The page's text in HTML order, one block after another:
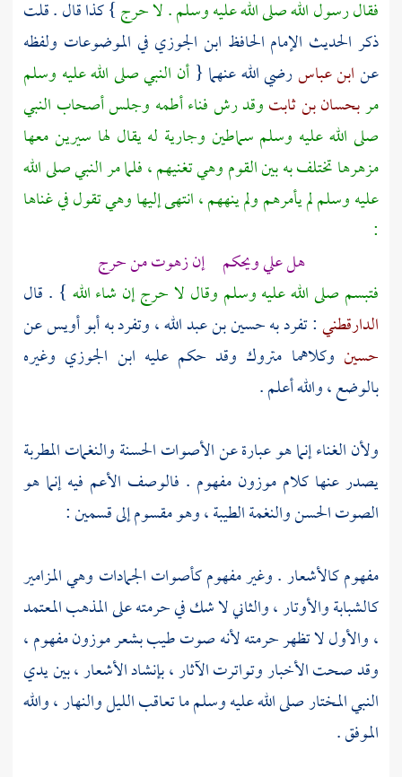
فقال رسول الله صلى الله عليه وسلم . لا حرج} كذا قال .قلت
ذكر الحديث الإمام الحافظ ابن الجوزي في الموضوعات ولفظه
عنابن عباسرضي الله عنهما {أن النبي صلى الله عليه وسلم
مربحسان بن ثابتوقد رش فناء أطمه وجلس أصحاب النبي
صلى الله عليه وسلم سماطين وجارية له يقال لها سيرينمعها
مزهرها تختلف به بين القوم وهي تغنيهم ، فلما مر النبي صلى الله
عليه وسلم لم يأمرهم ولم ينههم ، انتهى إليها وهي تقول في غناها
:
هل علي ويحكم إن زهوت من حرج
فتبسم صلى الله عليه وسلم وقال لا حرج إن شاء الله } . قال
الدارقطني: تفرد بهحسين بن عبد الله، وتفرد بهأبو أويسعن
حسين وكلاهما متروك وقد حكم عليه ابن الجوزي وغيره
بالوضع ، والله أعلم .
ولأن الغناء إنما هو عبارة عن الأصوات الحسنة والنغمات المطربة
يصدر عنها كلام موزون مفهوم . فالوصف الأعم فيه إنما هو
الصوت الحسن والنغمة الطيبة ، وهو مقسوم إلى قسمين :
مفهوم كالأشعار . وغير مفهوم كأصوات الجمادات وهي المزامير
كالشبابة والأوتار ، والثاني لا شك في حرمته على المذهب المعتمد
، والأول لا تظهر حرمته لأنه صوت طيب بشعر موزون مفهوم ،
وقد صحت الأخبار وتواترت الآثار ، بإنشاد الأشعار ، بين يدي
النبي المختار صلى الله عليه وسلم ما تعاقب الليل والنهار ، والله
الموفق .